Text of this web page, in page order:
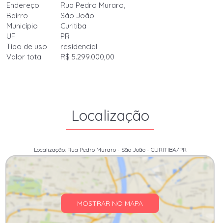
Endereço
Rua Pedro Muraro,
Bairro
São João
Município
Curitiba
UF
PR
Tipo de uso
residencial
Valor total
R$ 5.299.000,00
Localização
Localização: Rua Pedro Muraro - São João - CURITIBA/PR
MOSTRAR NO MAPA